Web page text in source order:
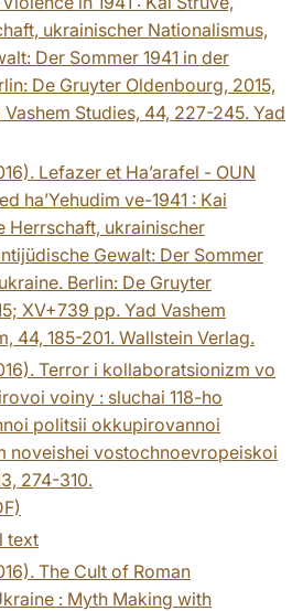
ukrainischer Nationalismus,
Der Sommer 1941 in der
De Gruyter Oldenbourg, 2015,
Studies, 44, 227-245. Yad
Lefazer et Ha’arafel - OUN
ha’Yehudim ve-1941 : Kai
Herrschaft, ukrainischer
Gewalt: Der Sommer
Berlin: De Gruyter
XV+739 pp. Yad Vashem
44, 185-201. Wallstein Verlag.
Terror i kollaboratsionizm vo
voiny : sluchai 118-ho
politsii okkupirovannoi
noveishei vostochnoevropeiskoi
274-310.
text
The Cult of Roman
: Myth Making with